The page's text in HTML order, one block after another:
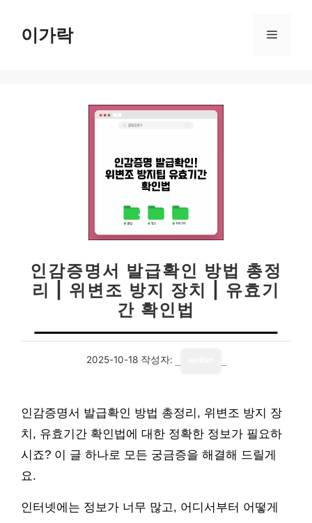
이가락 메
인감증명서 발급확인 방법 총정
리 | 위변조 방지 장치 | 유효기
간 확인법
2025-10-18 작성자:
인감증명서 발급확인 방법 총정리, 위변조 방지 장
치, 유효기간 확인법에 대한 정확한 정보가 필요하
시죠? 이 글 하나로 모든 궁금증을 해결해 드릴게
요.
인터넷에는 정보가 너무 많고, 어디서부터 어떻게